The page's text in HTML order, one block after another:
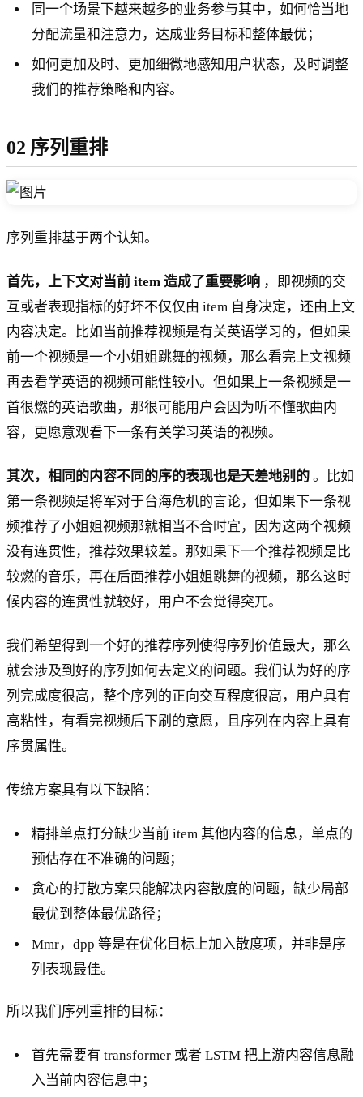
同一个场景下越来越多的业务参与其中，如何恰当地
分配流量和注意力，达成业务目标和整体最优；
如何更加及时、更加细微地感知用户状态，及时调整
我们的推荐策略和内容。
02 序列重排
序列重排基于两个认知。
首先，上下文对当前 item 造成了重要影响 ，即视频的交
互或者表现指标的好坏不仅仅由 item 自身决定，还由上文
内容决定。比如当前推荐视频是有关英语学习的，但如果
前一个视频是一个小姐姐跳舞的视频，那么看完上文视频
再去看学英语的视频可能性较小。但如果上一条视频是一
首很燃的英语歌曲，那很可能用户会因为听不懂歌曲内
容，更愿意观看下一条有关学习英语的视频。
其次，相同的内容不同的序的表现也是天差地别的 。比如
第一条视频是将军对于台海危机的言论，但如果下一条视
频推荐了小姐姐视频那就相当不合时宜，因为这两个视频
没有连贯性，推荐效果较差。那如果下一个推荐视频是比
较燃的音乐，再在后面推荐小姐姐跳舞的视频，那么这时
候内容的连贯性就较好，用户不会觉得突兀。
我们希望得到一个好的推荐序列使得序列价值最大，那么
就会涉及到好的序列如何去定义的问题。我们认为好的序
列完成度很高，整个序列的正向交互程度很高，用户具有
高粘性，有看完视频后下刷的意愿，且序列在内容上具有
序贯属性。
传统方案具有以下缺陷：
精排单点打分缺少当前 item 其他内容的信息，单点的
预估存在不准确的问题；
贪心的打散方案只能解决内容散度的问题，缺少局部
最优到整体最优路径；
Mmr，dpp 等是在优化目标上加入散度项，并非是序
列表现最佳。
所以我们序列重排的目标：
首先需要有 transformer 或者 LSTM 把上游内容信息融
入当前内容信息中；